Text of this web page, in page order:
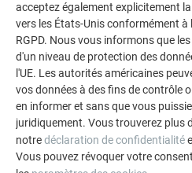
acceptez également explicitement
vers les États-Unis conformément à
RGPD. Nous vous informons que
d'un niveau de protection des
l'UE. Les autorités américaines
vos données à des fins de contrôle
en informer et sans que vous
juridiquement. Vous trouverez plus
notredéclaration de confidentialité
Vous pouvez révoquer votre